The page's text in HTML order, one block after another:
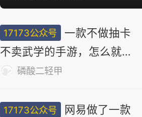
17173公众号
一款不做抽卡
不卖武学的手游，怎么就做
出了最浓的武侠味儿
磷酸二轻甲
17173公众号
网易做了一款